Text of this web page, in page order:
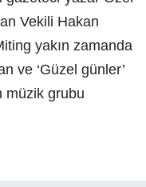
Vekili Hakan
yakın zamanda
ve ‘Güzel günler’
müzik grubu